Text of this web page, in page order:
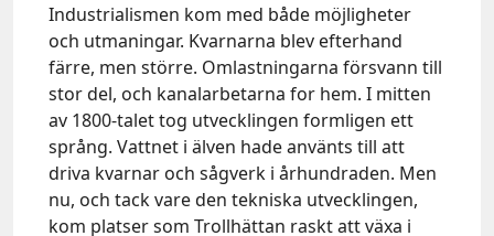
Industrialismen kom med både möjligheter
och utmaningar. Kvarnarna blev efterhand
färre, men större. Omlastningarna försvann till
stor del, och kanalarbetarna for hem. I mitten
av 1800-talet tog utvecklingen formligen ett
språng. Vattnet i älven hade använts till att
driva kvarnar och sågverk i århundraden. Men
nu, och tack vare den tekniska utvecklingen,
kom platser som Trollhättan raskt att växa i